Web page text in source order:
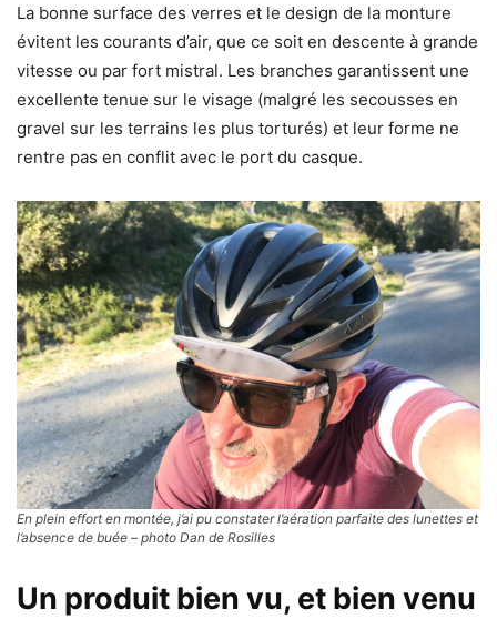
La bonne surface des verres et le design de la monture
évitent les courants d’air, que ce soit en descente à grande
vitesse ou par fort mistral. Les branches garantissent une
excellente tenue sur le visage (malgré les secousses en
gravel sur les terrains les plus torturés) et leur forme ne
rentre pas en conflit avec le port du casque.
En plein effort en montée, j’ai pu constater l’aération parfaite des lunettes et
l’absence de buée – photo Dan de Rosilles
Un produit bien vu, et bien venu